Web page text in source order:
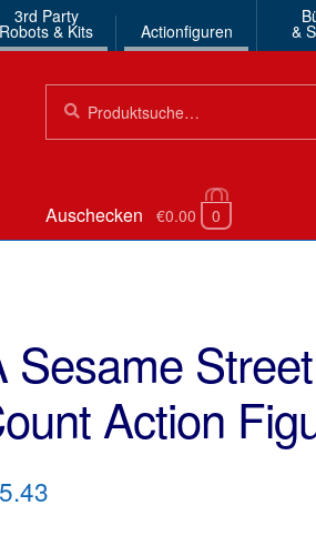
3rd Party
Robots & Kits Actionfiguren &
nach:
Auschecken €0.00 0
Sesame
Action
Aktueller